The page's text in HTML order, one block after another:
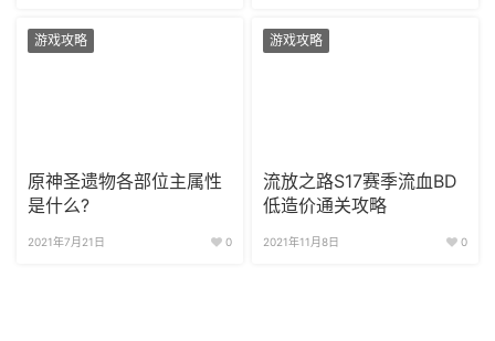
游戏攻略
原神圣遗物各部位主属性
是什么?
2021年7月21日 0
游戏攻略
流放之路S17赛季流血BD
低造价通关攻略
2021年11月8日 0